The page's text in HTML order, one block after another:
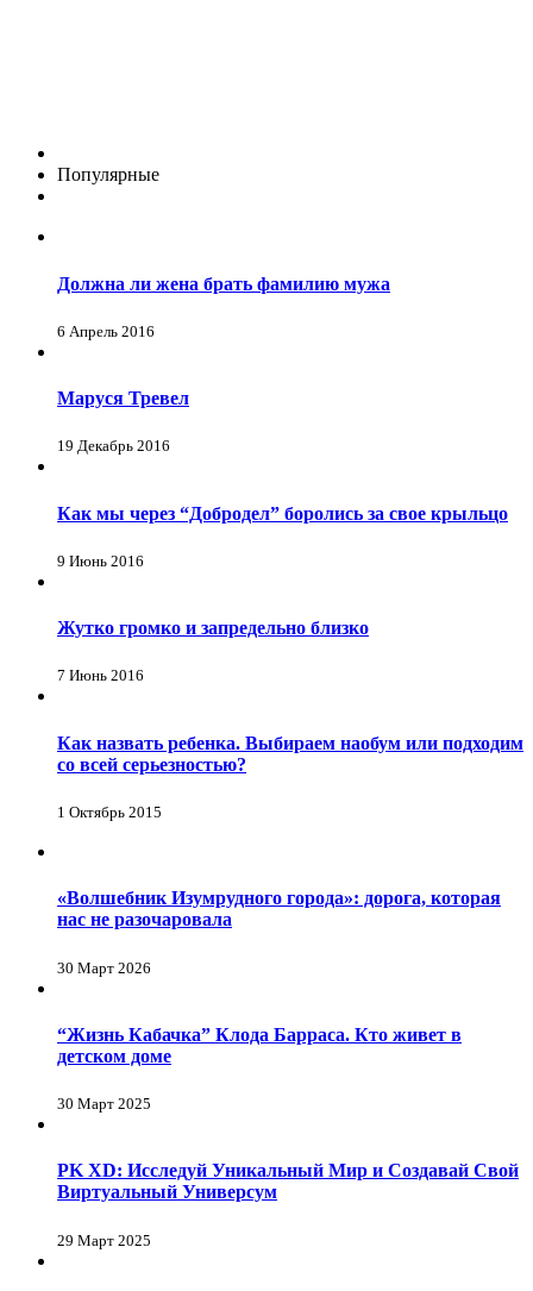
Популярные
Должна ли жена брать фамилию мужа
6 Апрель 2016
Маруся Тревел
19 Декабрь 2016
Как мы через “Добродел” боролись за свое крыльцо
9 Июнь 2016
Жутко громко и запредельно близко
7 Июнь 2016
Как назвать ребенка. Выбираем наобум или подходим
со всей серьезностью?
1 Октябрь 2015
«Волшебник Изумрудного города»: дорога, которая
нас не разочаровала
30 Март 2026
“Жизнь Кабачка” Клода Барраса. Кто живет в
детском доме
30 Март 2025
PK XD: Исследуй Уникальный Мир и Создавай Свой
Виртуальный Универсум
29 Март 2025